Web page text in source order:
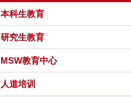
本科生教育
研究生教育
MSW教育中心
人道培训